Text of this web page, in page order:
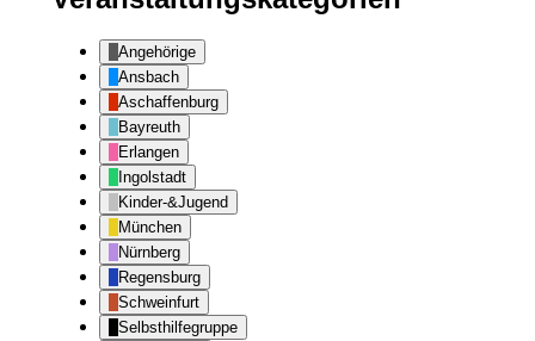
Angehörige
Ansbach
Aschaffenburg
Bayreuth
Erlangen
Ingolstadt
Kinder-&Jugend
München
Nürnberg
Regensburg
Schweinfurt
Selbsthilfegruppe